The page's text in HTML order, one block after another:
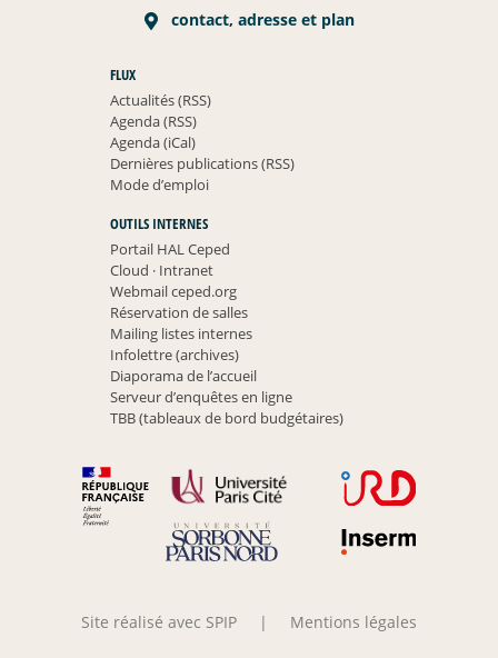
contact, adresse et plan
FLUX
Actualités (RSS)
Agenda (RSS)
Agenda (iCal)
Dernières publications (RSS)
Mode d’emploi
OUTILS INTERNES
Portail HAL Ceped
Cloud ·Intranet
Webmail ceped.org
Réservation de salles
Mailing listes internes
Infolettre (archives)
Diaporama de l’accueil
Serveur d’enquêtes en ligne
TBB (tableaux de bord budgétaires)
Site réalisé avec SPIP | Mentions légales